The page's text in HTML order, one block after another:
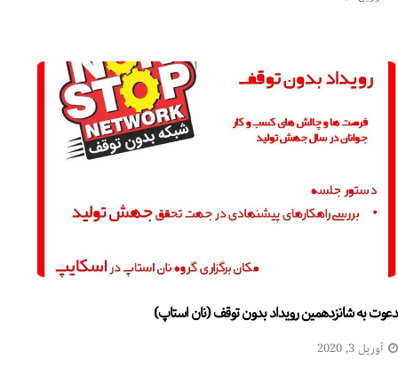
دعوت به شانزدهمین رویداد بدون توقف (نان استاپ)
آوریل 3, 2020